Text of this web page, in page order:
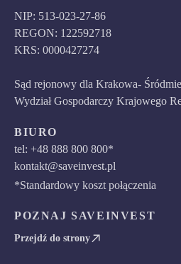
NIP: 513-023-27-86
REGON: 122592718
KRS: 0000427274
Sąd rejonowy dla Krakowa-
Wydział Gospodarczy Krajowego
BIURO
tel: +48 888 800 800*
kontakt@saveinvest.pl
*Standardowy koszt połączenia
POZNAJ SAVEINVEST
Przejdź do strony